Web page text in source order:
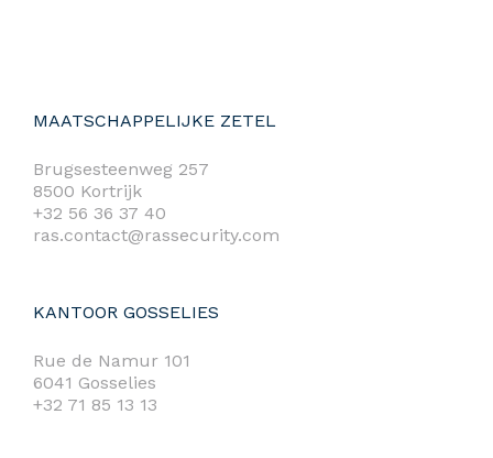
MAATSCHAPPELIJKE ZETEL
Brugsesteenweg 257
8500 Kortrijk
+32 56 36 37 40
ras.contact@rassecurity.com
KANTOOR GOSSELIES
Rue de Namur 101
6041 Gosselies
+32 71 85 13 13